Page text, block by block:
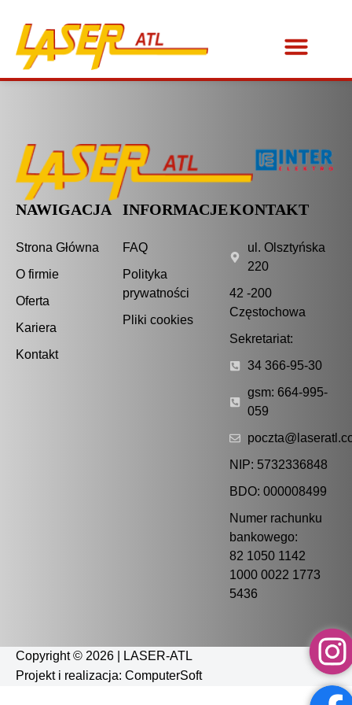
NAWIGACJA
Strona Główna
O firmie
Oferta
Kariera
Kontakt
INFORMACJE
FAQ
Polityka
prywatności
Pliki cookies
KONTAKT
ul. Olsztyńska
220
42 -200
Częstochowa
Sekretariat:
34 366-95-30
gsm: 664-995-
059
NIP: 5732336848
BDO: 000008499
Numer rachunku
bankowego:
82 1050 1142
1000 0022 1773
5436
Copyright © 2026 | LASER-ATL
Projekt i realizacja: ComputerSoft